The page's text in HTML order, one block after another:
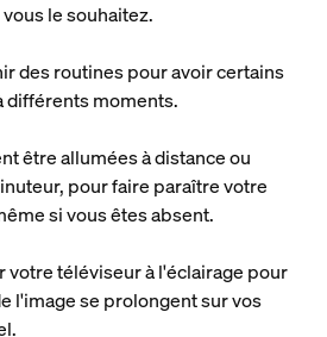
le souhaitez.
des routines pour avoir certains
différents moments.
être allumées à distance ou
pour faire paraître votre
si vous êtes absent.
votre téléviseur à l'éclairage pour
l'image se prolongent sur vos